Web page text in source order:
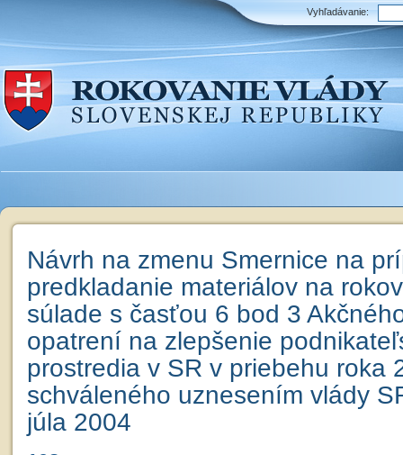
Vyhľadávanie:
Návrh na zmenu Smernice na
predkladanie materiálov na
súlade s časťou 6 bod 3
opatrení na zlepšenie
prostredia v SR v priebehu roka
schváleného uznesením vlády
júla 2004